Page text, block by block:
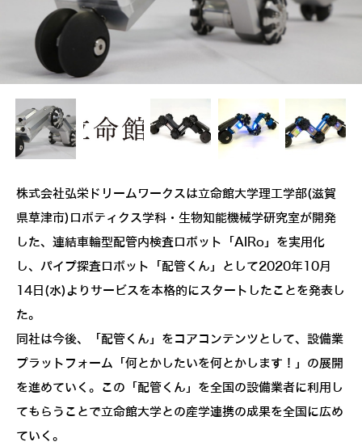
株式会社弘栄ドリームワークスは立命館大学理工学部(滋賀
県草津市)ロボティクス学科・生物知能機械学研究室が開発
した、連結車輪型配管内検査ロボット「AIRo」を実用化
し、パイプ探査ロボット「配管くん」として2020年10月
14日(水)よりサービスを本格的にスタートしたことを発表し
た。
同社は今後、「配管くん」をコアコンテンツとして、設備業
プラットフォーム「何とかしたいを何とかします！」の展開
を進めていく。この「配管くん」を全国の設備業者に利用し
てもらうことで立命館大学との産学連携の成果を全国に広め
ていく。